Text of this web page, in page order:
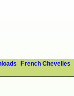
French Chevelles